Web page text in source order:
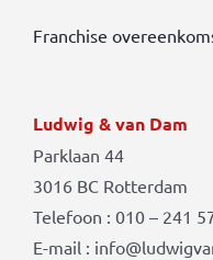
Franchise
Ludwig & van Dam
Parklaan 44
3016 BC Rotterdam
Telefoon : 010 – 241
E-mail :